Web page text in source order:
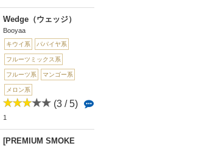
Wedge（ウェッジ）
Booyaa
キウイ系 パパイヤ系
フルーツミックス系
フルーツ系 マンゴー系
メロン系
(3 / 5)
1
[PREMIUM SMOKE